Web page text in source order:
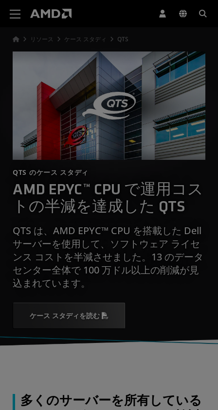
リソース ケース スタディ QTS
QTS のケース スタディ
AMD EPYC™ CPU で運用コス
トの半減を達成した QTS
QTS は、AMD EPYC™ CPU を搭載した Dell
サーバーを使用して、ソフトウェア ライセ
ンス コストを半減させました。13 のデータ
センター全体で 100 万ドル以上の削減が見
込まれています。
ケース スタディを読む
多くのサーバーを所有している